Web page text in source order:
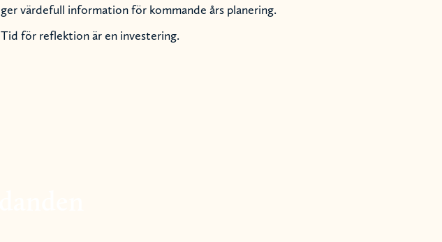
ger värdefull information för kommande års planering.
Tid för reflektion är en investering.